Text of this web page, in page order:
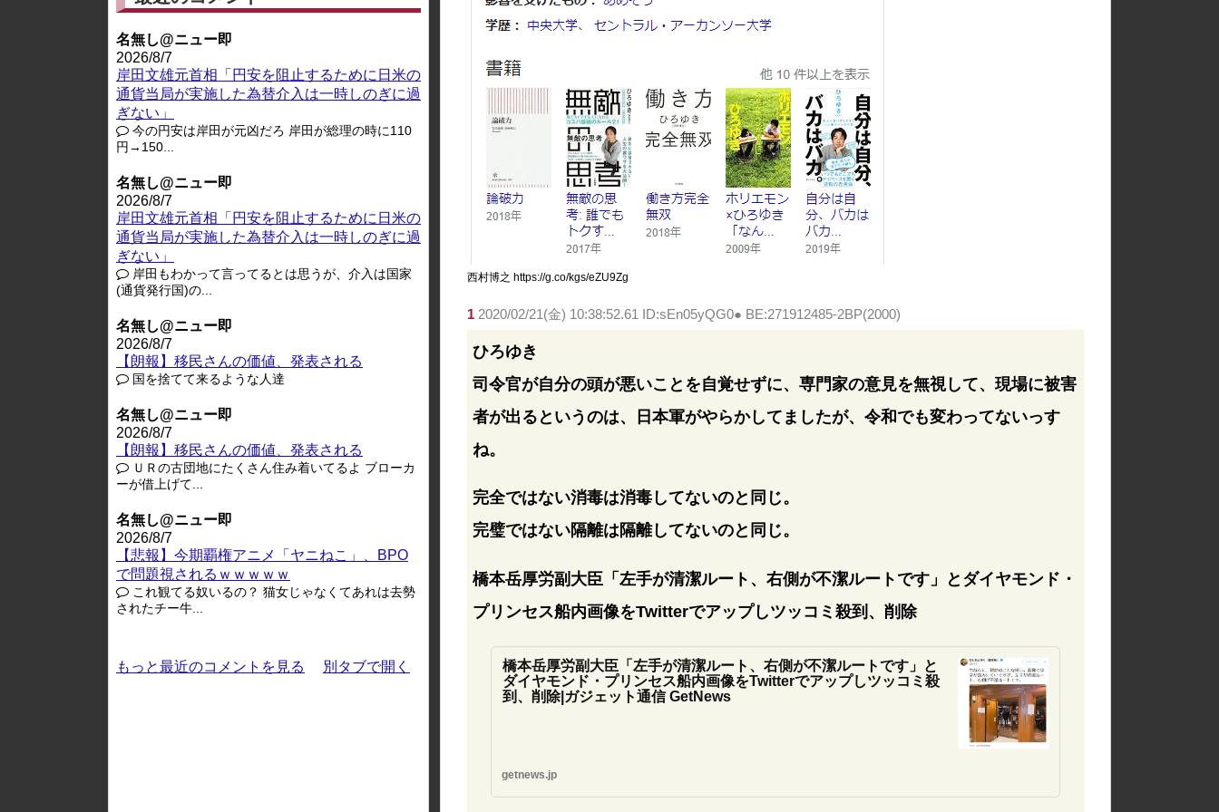
西村博之 https://g.co/kgs/eZU9Zg
1 2020/02/21(金) 10:38:52.61 ID:sEn05yQG0● BE:271912485-2BP(2000)
ひろゆき
司令官が自分の頭が悪いことを自覚せずに、専門家の意見を無視して、現場に被害
者が出るというのは、日本軍がやらかしてましたが、令和でも変わってないっす
ね。
完全ではない消毒は消毒してないのと同じ。
完璧ではない隔離は隔離してないのと同じ。
橋本岳厚労副大臣「左手が清潔ルート、右側が不潔ルートです」とダイヤモンド・
プリンセス船内画像をTwitterでアップしツッコミ殺到、削除
橋本岳厚労副大臣「左手が清潔ルート、右側が不潔ルートです」と
ダイヤモンド・プリンセス船内画像をTwitterでアップしツッコミ殺
到、削除|ガジェット通信 GetNews
getnews.jp
名無し@ニュー即
2026/8/7
岸田文雄元首相「円安を阻止するために日米の
通貨当局が実施した為替介入は一時しのぎに過
ぎない」
今の円安は岸田が元凶だろ 岸田が総理の時に110
円→150...
名無し@ニュー即
2026/8/7
岸田文雄元首相「円安を阻止するために日米の
通貨当局が実施した為替介入は一時しのぎに過
ぎない」
岸田もわかって言ってるとは思うが、介入は国家
(通貨発行国)の...
名無し@ニュー即
2026/8/7
【朗報】移民さんの価値、発表される
国を捨てて来るような人達
名無し@ニュー即
2026/8/7
【朗報】移民さんの価値、発表される
ＵＲの古団地にたくさん住み着いてるよ ブローカ
ーが借上げて...
名無し@ニュー即
2026/8/7
【悲報】今期覇権アニメ「ヤニねこ」、BPO
で問題視されるｗｗｗｗｗ
これ観てる奴いるの？ 猫女じゃなくてあれは去勢
されたチー牛...
もっと最近のコメントを見る 別タブで開く